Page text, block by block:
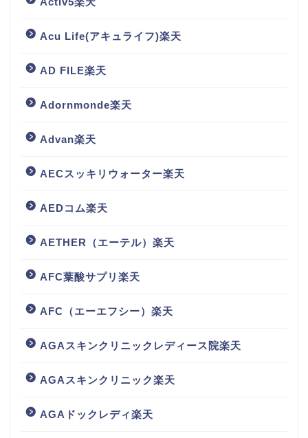
Acu Life(アキュライフ)楽天
AD FILE楽天
Adornmonde楽天
Advan楽天
AECスッキリウォーター楽天
AEDコム楽天
AETHER（エーテル）楽天
AFC葉酸サプリ楽天
AFC（エーエフシー）楽天
AGAスキンクリニックレディース院楽天
AGAスキンクリニック楽天
AGAドックレディ楽天